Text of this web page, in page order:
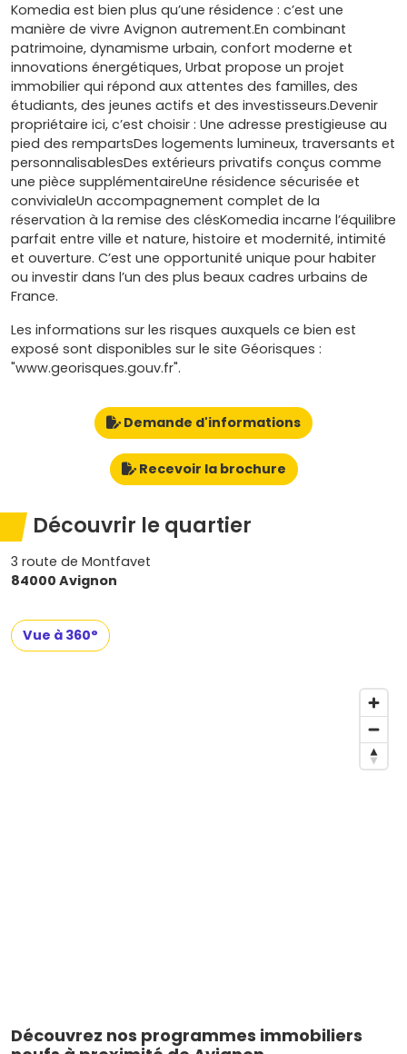
Komedia est bien plus qu’une résidence : c’est une
manière de vivre Avignon autrement.En combinant
patrimoine, dynamisme urbain, confort moderne et
innovations énergétiques, Urbat propose un projet
immobilier qui répond aux attentes des familles, des
étudiants, des jeunes actifs et des investisseurs.Devenir
propriétaire ici, c’est choisir : Une adresse prestigieuse au
pied des rempartsDes logements lumineux, traversants et
personnalisablesDes extérieurs privatifs conçus comme
une pièce supplémentaireUne résidence sécurisée et
convivialeUn accompagnement complet de la
réservation à la remise des clésKomedia incarne l’équilibre
parfait entre ville et nature, histoire et modernité, intimité
et ouverture. C’est une opportunité unique pour habiter
ou investir dans l’un des plus beaux cadres urbains de
France.
Les informations sur les risques auxquels ce bien est
exposé sont disponibles sur le site Géorisques :
"www.georisques.gouv.fr".
Demande d'informations
Recevoir la brochure
Découvrir le quartier
3 route de Montfavet
84000 Avignon
Vue à 360°
Découvrez nos programmes immobiliers